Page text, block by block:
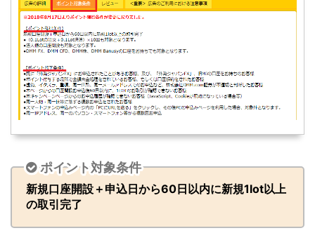
ポイント対象条件
新規口座開設＋申込日から60日以内に新規1lot以上
の取引完了